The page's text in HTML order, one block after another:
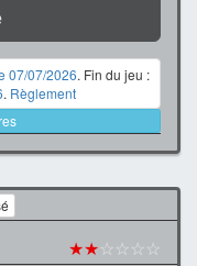
07/07/2026. Fin du jeu :
. Règlement
★★☆☆☆☆